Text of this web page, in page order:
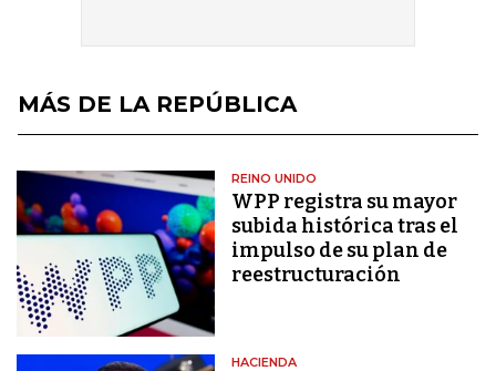
MÁS DE LA REPÚBLICA
REINO UNIDO
WPP registra su mayor
subida histórica tras el
impulso de su plan de
reestructuración
HACIENDA